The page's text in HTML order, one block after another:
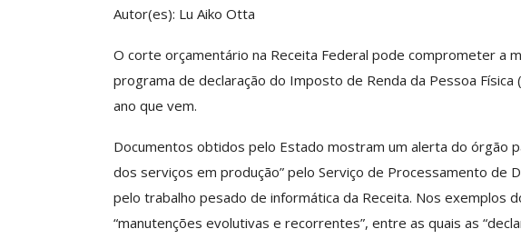
Autor(es): Lu Aiko Otta
O corte orçamentário na Receita Federal pode comprometer a
programa de declaração do Imposto de Renda da Pessoa
ano que vem.
Documentos obtidos pelo Estado mostram um alerta do órgão
dos serviços em produção” pelo Serviço de Processamento de
pelo trabalho pesado de informática da Receita. Nos exemplos
“manutenções evolutivas e recorrentes”, entre as quais as
De Renda Sem…
Comunicacao 30 jun, 2026